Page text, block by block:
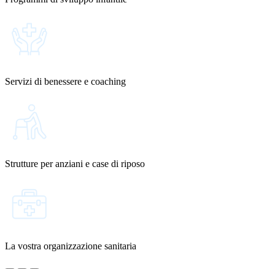
Servizi di benessere e coaching
Strutture per anziani e case di riposo
La vostra organizzazione sanitaria